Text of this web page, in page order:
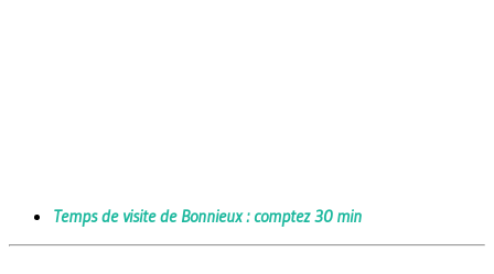
Temps de visite de Bonnieux : comptez 30 min